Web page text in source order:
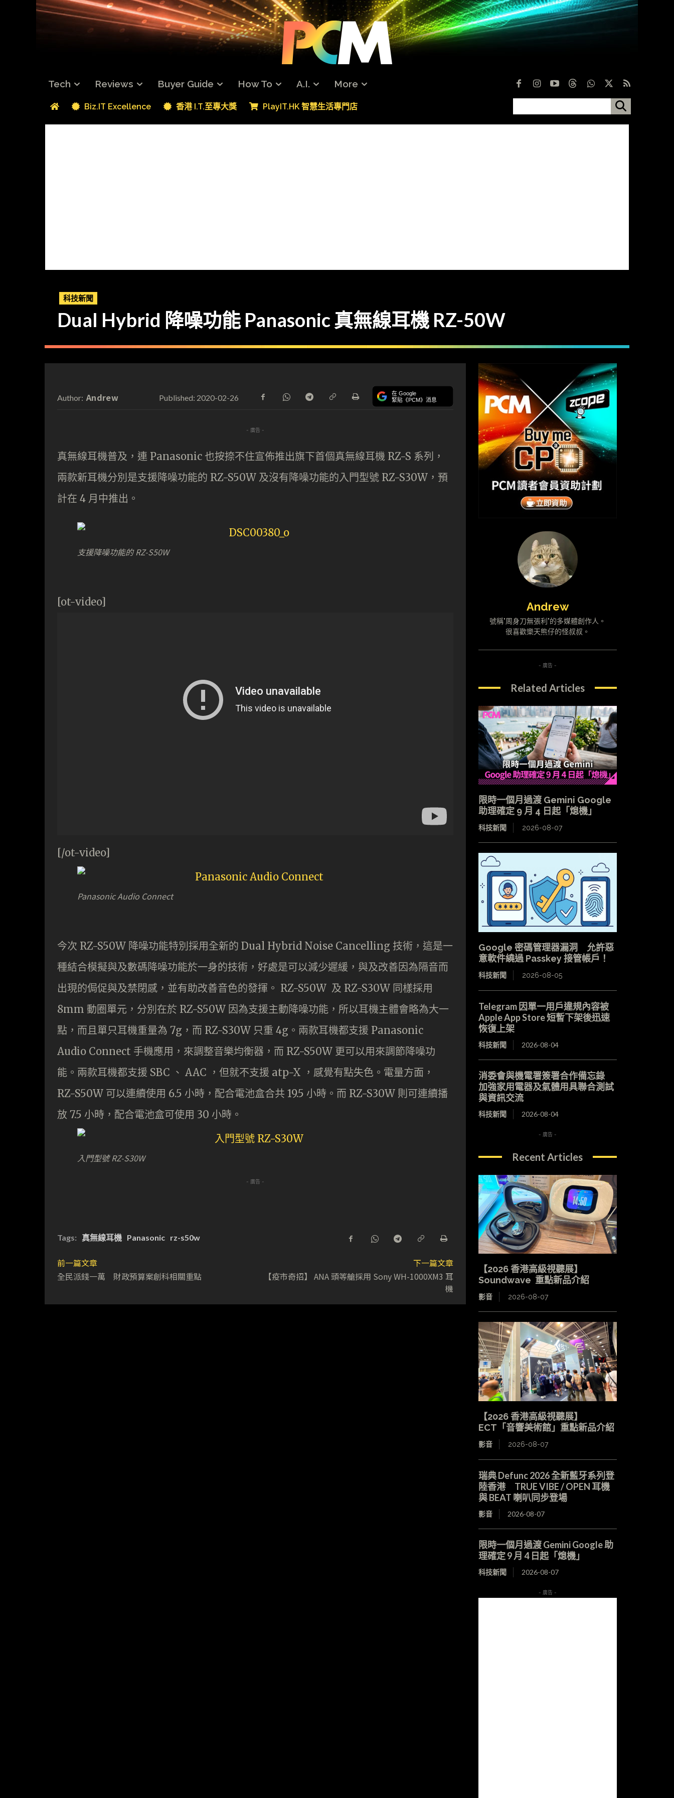
Tech Reviews Buyer Guide How To A.I. More
Biz.IT Excellence 香港 I.T.至專大獎 PlayIT.HK 智慧生活專門店
科技新聞
Dual Hybrid 降噪功能 Panasonic 真無線耳機 RZ-50W
Author: Andrew Published: 2020-02-26 在 Google
緊貼《PCM》消息
- 廣告 -
真無線耳機普及，連 Panasonic 也按捺不住宣佈推出旗下首個真無線耳機 RZ-S 系列，
兩款新耳機分別是支援降噪功能的 RZ-S50W 及沒有降噪功能的入門型號 RZ-S30W，預
計在 4 月中推出。
支援降噪功能的 RZ-S50W
[ot-video]
[/ot-video]
Panasonic Audio Connect
今次 RZ-S50W 降噪功能特別採用全新的 Dual Hybrid Noise Cancelling 技術，這是一
種結合模擬與及數碼降噪功能於一身的技術，好處是可以減少遲緩，與及改善因為隔音而
出現的侷促與及禁閉感，並有助改善音色的發揮。 RZ-S50W 及 RZ-S30W 同樣採用
8mm 動圈單元，分別在於 RZ-S50W 因為支援主動降噪功能，所以耳機主體會略為大一
點，而且單只耳機重量為 7g，而 RZ-S30W 只重 4g。兩款耳機都支援 Panasonic
Audio Connect 手機應用，來調整音樂均衡器，而 RZ-S50W 更可以用來調節降噪功
能。兩款耳機都支援 SBC 、 AAC ，但就不支援 atp-X ，感覺有點失色。電量方面，
RZ-S50W 可以連續使用 6.5 小時，配合電池盒合共 19.5 小時。而 RZ-S30W 則可連續播
放 7.5 小時，配合電池盒可使用 30 小時。
入門型號 RZ-S30W
- 廣告 -
Tags: 真無線耳機 Panasonic rz-s50w
前一篇文章
全民派錢一萬 財政預算案創科相關重點
下一篇文章
【疫市奇招】 ANA 頭等艙採用 Sony WH-1000XM3 耳
機
Andrew
號稱"周身刀無張利"的多媒體創作人。
很喜歡樂天熊仔的怪叔叔。
- 廣告 -
Related Articles
限時一個月過渡 Gemini Google
助理確定 9 月 4 日起「熄機」
科技新聞 2026-08-07
Google 密碼管理器漏洞 允許惡
意軟件繞過 Passkey 接管帳戶！
科技新聞 2026-08-05
Telegram 因單一用戶違規內容被
Apple App Store 短暫下架後迅速
恢復上架
科技新聞 2026-08-04
消委會與機電署簽署合作備忘錄
加強家用電器及氣體用具聯合測試
與資訊交流
科技新聞 2026-08-04
- 廣告 -
Recent Articles
【2026 香港高級視聽展】
Soundwave 重點新品介紹
影音 2026-08-07
【2026 香港高級視聽展】
ECT「音響美術館」重點新品介紹
影音 2026-08-07
瑞典 Defunc 2026 全新藍牙系列登
陸香港 TRUE VIBE / OPEN 耳機
與 BEAT 喇叭同步登場
影音 2026-08-07
限時一個月過渡 Gemini Google 助
理確定 9 月 4 日起「熄機」
科技新聞 2026-08-07
- 廣告 -